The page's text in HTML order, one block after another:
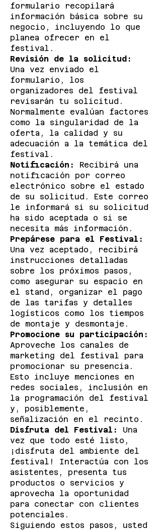
formulario recopilará
información básica sobre su
negocio, incluyendo lo que
planea ofrecer en el
festival.
Revisión de la solicitud:
Una vez enviado el
formulario, los
organizadores del festival
revisarán tu solicitud.
Normalmente evalúan factores
como la singularidad de la
oferta, la calidad y su
adecuación a la temática del
festival.
Notificación:
Recibirá una
notificación por correo
electrónico sobre el estado
de su solicitud. Este correo
le informará si su solicitud
ha sido aceptada o si se
necesita más información.
Prepárese para el Festival:
Una vez aceptado, recibirá
instrucciones detalladas
sobre los próximos pasos,
como asegurar su espacio en
el stand, organizar el pago
de las tarifas y detalles
logísticos como los tiempos
de montaje y desmontaje.
Promocione su participación:
Aproveche los canales de
marketing del festival para
promocionar su presencia.
Esto incluye menciones en
redes sociales, inclusión en
la programación del festival
y, posiblemente,
señalización en el recinto.
Disfruta del Festival:
Una
vez que todo esté listo,
¡disfruta del ambiente del
festival! Interactúa con los
asistentes, presenta tus
productos o servicios y
aprovecha la oportunidad
para conectar con clientes
potenciales.
Siguiendo estos pasos, usted